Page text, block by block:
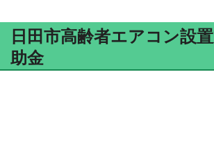
日田市高齢者エアコン設
助金